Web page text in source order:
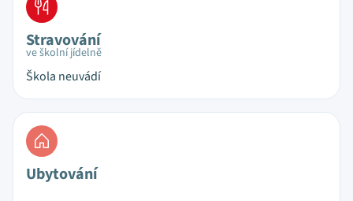
Stravování
ve školní jídelně
Škola neuvádí
Ubytování